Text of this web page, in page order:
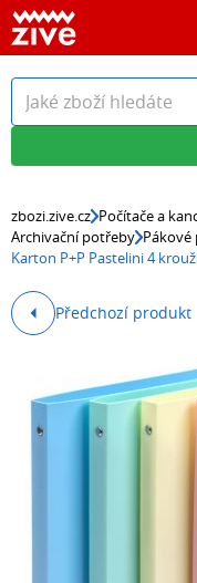
zbozi.zive.cz Počítače a
Archivační potřeby Pákové
Karton P+P Pastelini 4
Předchozí produkt